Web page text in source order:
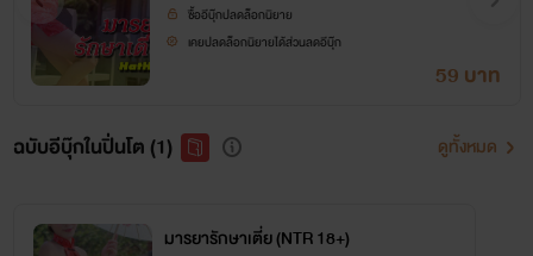
ซื้ออีบุ๊กปลดล็อกนิยาย
เคยปลดล็อกนิยายได้ส่วนลดอีบุ๊ก
59 บาท
ฉบับอีบุ๊กในปิ่นโต (1) ดูทั้งหมด
มารยารักษาเตี่ย (NTR 18+)